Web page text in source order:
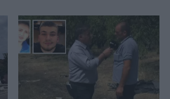
dhe Cirk Kombëtar